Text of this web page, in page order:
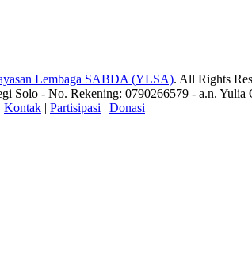
Lembaga SABDA (YLSA). All Rights
Solo - No. Rekening: 0790266579 - a.n. Yulia
Kontak | Partisipasi | Donasi